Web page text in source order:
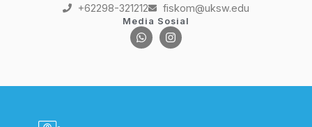
+62298-321212 fiskom@uksw.edu
Media Sosial